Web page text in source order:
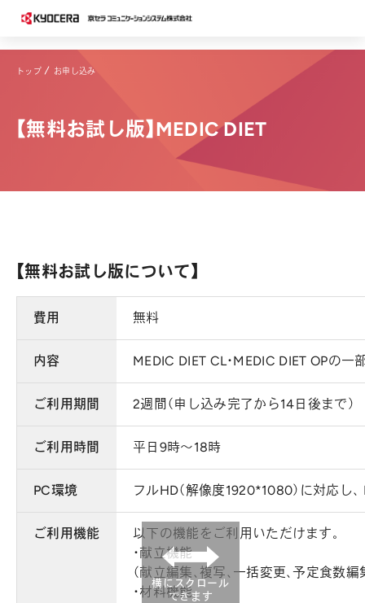
トップ お申し込み
【無料お試し版】MEDIC DIET
【無料お試し版について】
費用 無料
内容 MEDIC DIET CL・MEDIC DIET OPの一
ご利用期間 2週間（申し込み完了から14日後まで）
ご利用時間 平日9時～18時
PC環境 フルHD（解像度1920*1080）に対応し
ご利用機能
以下の機能をご利用いただけます。
・献立機能
（献立編集、複写、一括変更、予定食数編
・材料機能
横にスクロール
できます